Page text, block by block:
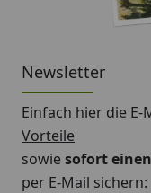
Newsletter
Einfach hier die
Vorteile
sowiesofort
per E-Mail sichern: